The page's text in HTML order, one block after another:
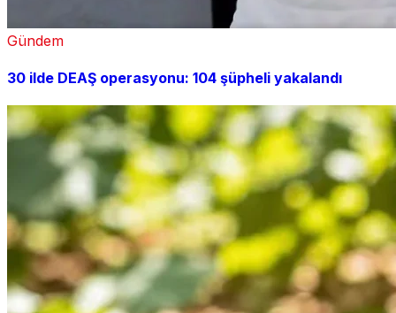
Gündem
30 ilde DEAŞ operasyonu: 104 şüpheli yakalandı